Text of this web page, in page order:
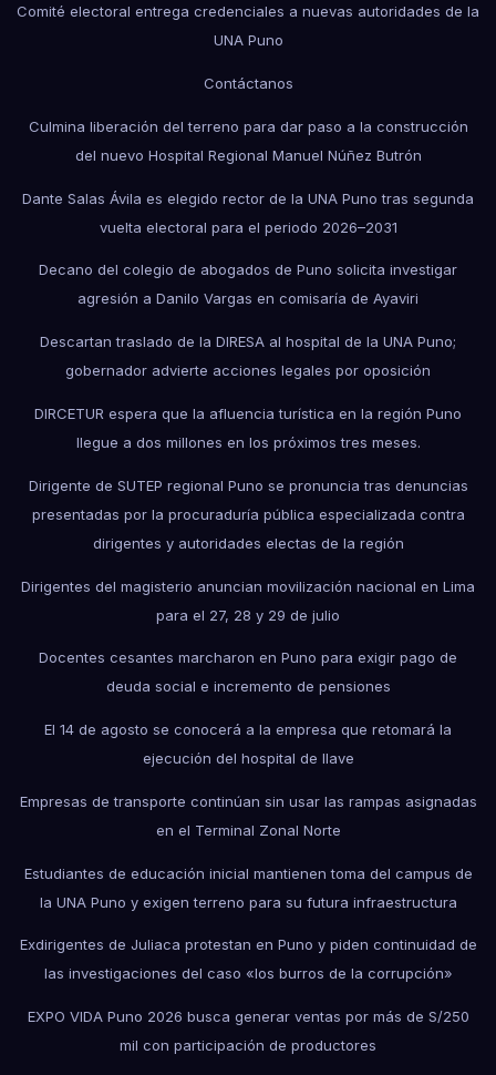
Comité electoral entrega credenciales a nuevas autoridades de la
UNA Puno
Contáctanos
Culmina liberación del terreno para dar paso a la construcción
del nuevo Hospital Regional Manuel Núñez Butrón
Dante Salas Ávila es elegido rector de la UNA Puno tras segunda
vuelta electoral para el periodo 2026–2031
Decano del colegio de abogados de Puno solicita investigar
agresión a Danilo Vargas en comisaría de Ayaviri
Descartan traslado de la DIRESA al hospital de la UNA Puno;
gobernador advierte acciones legales por oposición
DIRCETUR espera que la afluencia turística en la región Puno
llegue a dos millones en los próximos tres meses.
Dirigente de SUTEP regional Puno se pronuncia tras denuncias
presentadas por la procuraduría pública especializada contra
dirigentes y autoridades electas de la región
Dirigentes del magisterio anuncian movilización nacional en Lima
para el 27, 28 y 29 de julio
Docentes cesantes marcharon en Puno para exigir pago de
deuda social e incremento de pensiones
El 14 de agosto se conocerá a la empresa que retomará la
ejecución del hospital de Ilave
Empresas de transporte continúan sin usar las rampas asignadas
en el Terminal Zonal Norte
Estudiantes de educación inicial mantienen toma del campus de
la UNA Puno y exigen terreno para su futura infraestructura
Exdirigentes de Juliaca protestan en Puno y piden continuidad de
las investigaciones del caso «los burros de la corrupción»
EXPO VIDA Puno 2026 busca generar ventas por más de S/250
mil con participación de productores